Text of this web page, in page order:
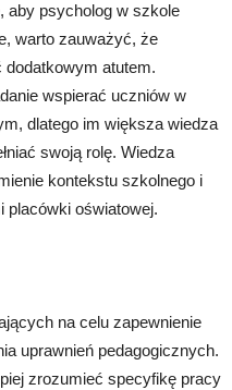
aby psycholog w szkole
warto zauważyć, że
dodatkowym atutem.
wspierać uczniów w
dlatego im większa wiedza
swoją rolę. Wiedza
kontekstu szkolnego i
placówki oświatowej.
na celu zapewnienie
uprawnień pedagogicznych.
zrozumieć specyfikę pracy